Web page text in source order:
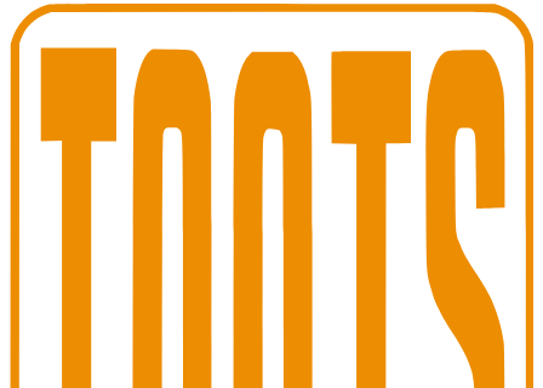
Toots Jazz Club